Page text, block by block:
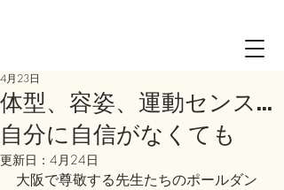
体型、容姿、運動センス…
自分に自信がなくても
4月23日
更新日： 4月24日
大阪で尊敬する先生たちのポールダン